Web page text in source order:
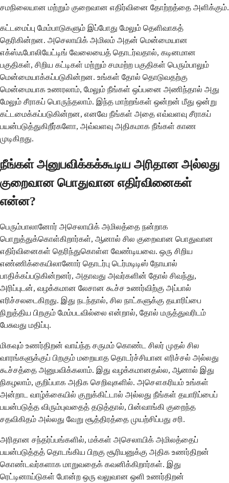
சமநிலையான மற்றும் குறைவான எதிர்வினை தோற்றத்தை அளிக்கும்.
கட்டமைப்பு மேம்பாடுகளும் இப்போது மேலும் தெளிவாகத்
தெரிகின்றன. அசெலாயிக் அமிலம் அதன் மென்மையான
எக்ஸ்ஃபோலியேட்டிங் வேலையைத் தொடர்வதால், கடினமான
பகுதிகள், சிறிய கட்டிகள் மற்றும் சமமற்ற பகுதிகள் பெரும்பாலும்
மென்மையாக்கப்படுகின்றன. உங்கள் தோல் தொடுவதற்கு
மென்மையாக உணரலாம், மேலும் நீங்கள் ஒப்பனை அணிந்தால் அது
மேலும் சீராகப் பொருந்தலாம். இந்த மாற்றங்கள் ஒன்றன் மீது ஒன்று
கட்டமைக்கப்படுகின்றன, எனவே நீங்கள் அதை எவ்வளவு சீராகப்
பயன்படுத்துகிறீர்களோ, அவ்வளவு அதிகமாக நீங்கள் காண
முடிகிறது.
நீங்கள் அனுபவிக்கக்கூடிய அரிதான அல்லது
குறைவான பொதுவான எதிர்வினைகள்
என்ன?
பெரும்பாலானோர் அசெலாயிக் அமிலத்தை நன்றாக
பொறுத்துக்கொள்கிறார்கள், ஆனால் சில குறைவான பொதுவான
எதிர்வினைகள் தெரிந்துகொள்ள வேண்டியவை. ஒரு சிறிய
எண்ணிக்கையிலானோர் தொடர்பு டெர்மடிடிஸ் நோயால்
பாதிக்கப்படுகின்றனர், அதாவது அவர்களின் தோல் சிவந்து,
அரிப்புடன், வழக்கமான லேசான கூச்ச உணர்விற்கு அப்பால்
எரிச்சலடைகிறது. இது நடந்தால், சில நாட்களுக்கு தயாரிப்பை
நிறுத்திய பிறகும் மேம்படவில்லை என்றால், தோல் மருத்துவரிடம்
பேசுவது மதிப்பு.
மிகவும் உணர்திறன் வாய்ந்த சருமம் கொண்ட சிலர் முதல் சில
வாரங்களுக்குப் பிறகும் மறையாத தொடர்ச்சியான எரிச்சல் அல்லது
கூச்சத்தை அனுபவிக்கலாம். இது வழக்கமானதல்ல, ஆனால் இது
நிகழலாம், குறிப்பாக அதிக செறிவுகளில். அசௌகரியம் உங்கள்
அன்றாட வாழ்க்கையில் குறுக்கிட்டால் அல்லது நீங்கள் தயாரிப்பைப்
பயன்படுத்த விரும்புவதைத் தடுத்தால், பின்வாங்கி குறைந்த
சதவிகிதம் அல்லது வேறு சூத்திரத்தை முயற்சிப்பது சரி.
அரிதான சந்தர்ப்பங்களில், மக்கள் அசெலாயிக் அமிலத்தைப்
பயன்படுத்தத் தொடங்கிய பிறகு சூரியனுக்கு அதிக உணர்திறன்
கொண்டவர்களாக மாறுவதைக் கவனிக்கிறார்கள். இது
ரெட்டினாய்டுகள் போன்ற ஒரு வலுவான ஒளி உணர்திறன்